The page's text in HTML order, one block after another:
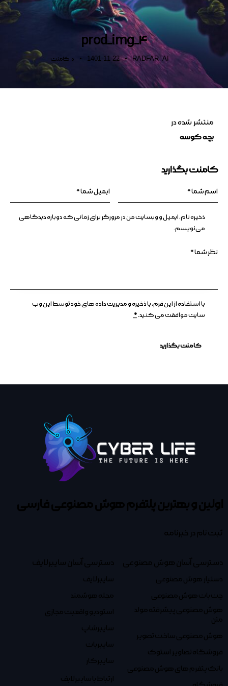
prod_img_4
RADFAR_AI
1401-11-22
0 کامنت
منتشر شده در
بچه کوسه
کامنت بگذارید
ذخیره نام، ایمیل و وبسایت من در مرورگر برای زمانی که دوباره دیدگاهی
می‌نویسم.
با استفاده از این فرم، با ذخیره و مدیریت داده های خود توسط این وب
سایت موافقت می کنید.*
اولین و بهترین پلتفرمهوش مصنوعی فارسی
ثبت نام در خبرنامه
دسترسی آسان هوش مصنوعی
دستیار هوش مصنوعی
چت بات هوش مصنوعی
هوش مصنوعی پیشرفته مولد
متن
هوش مصنوعی ساخت تصویر
فروشگاه تصاویر استوک
بانک پتفرم های هوش مصنوعی
دسترسی آسان سایبرلایف
سایبرلایف
مجله هوشمند
استودیو واقعیت مجازی
سایبرشاپ
سایبربات
سایبرکار
ارتباط با سایبرلایف